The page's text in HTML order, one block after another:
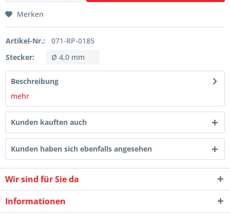
Merken
Artikel-Nr.:
071-RP-0185
Stecker:
Ø 4,0 mm
Beschreibung
mehr
Kunden kauften auch
Kunden haben sich ebenfalls angesehen
Wir sind für Sie da
Informationen